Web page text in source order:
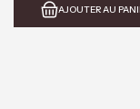
AJOUTER AU